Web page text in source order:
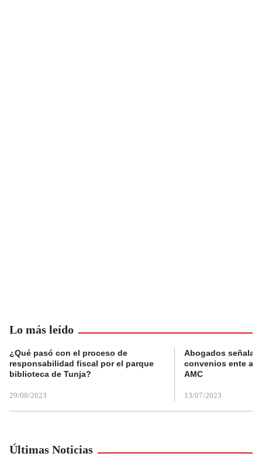
Lo más leído
¿Qué pasó con el proceso de
responsabilidad fiscal por el parque
biblioteca de Tunja?
29/08/2023
Abogados
convenios ente
AMC
13/07/2023
Últimas Noticias